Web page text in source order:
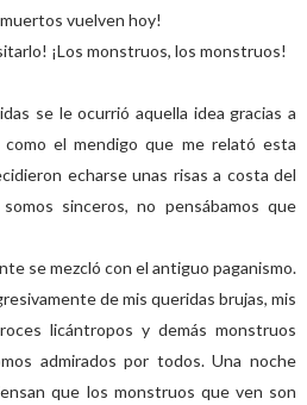
vuelven hoy!
¡Los monstruos, los monstruos!
se le ocurrió aquella idea gracias a
el mendigo que me relató esta
echarse unas risas a costa del
sinceros, no pensábamos que
se mezcló con el antiguo paganismo.
de mis queridas brujas, mis
licántropos y demás monstruos
admirados por todos. Una noche
que los monstruos que ven son